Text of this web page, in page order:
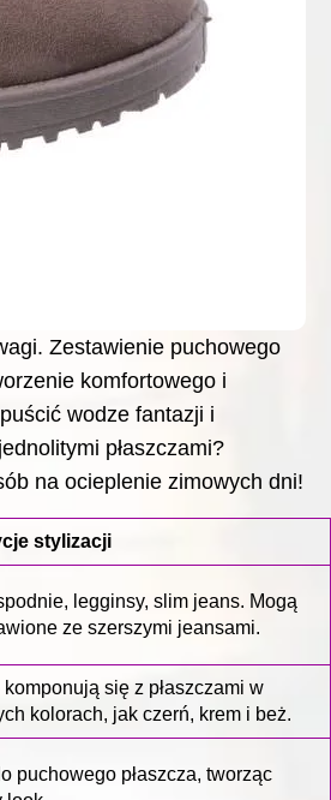
Zestawienie puchowego
komfortowego i
wodze fantazji i
płaszczami?
na ocieplenie zimowych dni!
stylizacji
legginsy, slim jeans. Mogą
ze szerszymi jeansami.
się z płaszczami w
kolorach, jak czerń, krem i beż.
puchowego płaszcza, tworząc